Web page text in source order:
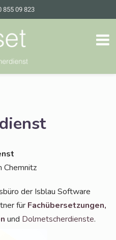
855 09 823
Chemnitz
der Isblau Soft­ware
für Fach­über­set­zun­gen,
und Dol­met­scher­diens­te.